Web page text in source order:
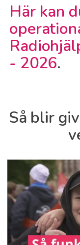
Här kan
- 2026.
Så blir